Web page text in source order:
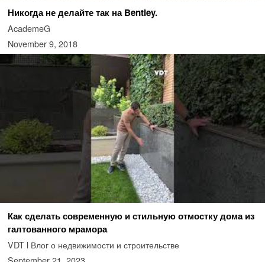
Никогда не делайте так на Bentley.
AcademeG
November 9, 2018
Как сделать современную и стильную отмостку дома из
галтованного мрамора
VDT l Влог о недвижимости и строительстве